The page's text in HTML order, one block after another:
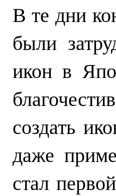
В те дни
были
икон в
создать
даже
стал